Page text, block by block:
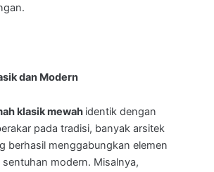
dan Modern
klasik mewah identik dengan
pada tradisi, banyak arsitek
berhasil menggabungkan elemen
modern. Misalnya,